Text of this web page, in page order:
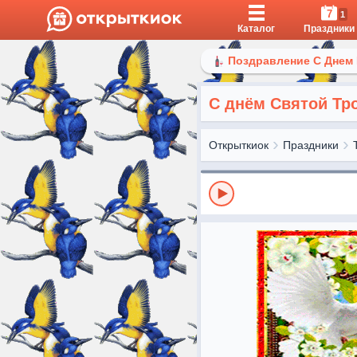
Каталог
7 1
Праздники
Поздравление С
С днём Святой
Открыткиок Праздники